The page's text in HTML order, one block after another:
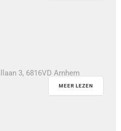
3, 6816VD Arnhem
MEER LEZEN